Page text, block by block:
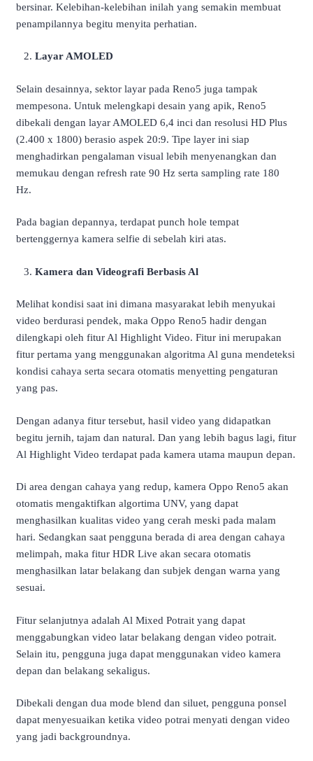
bersinar. Kelebihan-kelebihan inilah yang semakin membuat
penampilannya begitu menyita perhatian.
Layar AMOLED
Selain desainnya, sektor layar pada Reno5 juga tampak
mempesona. Untuk melengkapi desain yang apik, Reno5
dibekali dengan layar AMOLED 6,4 inci dan resolusi HD Plus
(2.400 x 1800) berasio aspek 20:9. Tipe layer ini siap
menghadirkan pengalaman visual lebih menyenangkan dan
memukau dengan refresh rate 90 Hz serta sampling rate 180
Hz.
Pada bagian depannya, terdapat punch hole tempat
bertenggernya kamera selfie di sebelah kiri atas.
Kamera dan Videografi Berbasis Al
Melihat kondisi saat ini dimana masyarakat lebih menyukai
video berdurasi pendek, maka Oppo Reno5 hadir dengan
dilengkapi oleh fitur Al Highlight Video. Fitur ini merupakan
fitur pertama yang menggunakan algoritma Al guna mendeteksi
kondisi cahaya serta secara otomatis menyetting pengaturan
yang pas.
Dengan adanya fitur tersebut, hasil video yang didapatkan
begitu jernih, tajam dan natural. Dan yang lebih bagus lagi, fitur
Al Highlight Video terdapat pada kamera utama maupun depan.
Di area dengan cahaya yang redup, kamera Oppo Reno5 akan
otomatis mengaktifkan algortima UNV, yang dapat
menghasilkan kualitas video yang cerah meski pada malam
hari. Sedangkan saat pengguna berada di area dengan cahaya
melimpah, maka fitur HDR Live akan secara otomatis
menghasilkan latar belakang dan subjek dengan warna yang
sesuai.
Fitur selanjutnya adalah Al Mixed Potrait yang dapat
menggabungkan video latar belakang dengan video potrait.
Selain itu, pengguna juga dapat menggunakan video kamera
depan dan belakang sekaligus.
Dibekali dengan dua mode blend dan siluet, pengguna ponsel
dapat menyesuaikan ketika video potrai menyati dengan video
yang jadi backgroundnya.